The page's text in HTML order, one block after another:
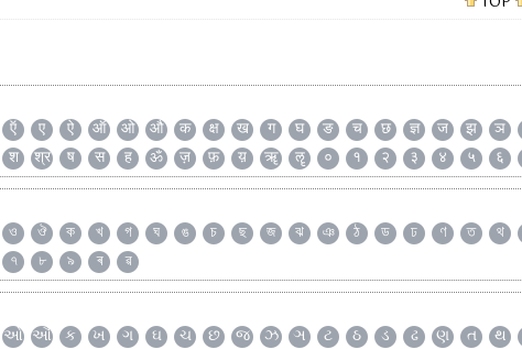
ऍ ए ऐ ऑ ओ औ क क्ष ख ग घ ङ च छ ज्ञ ज झ ञ
श श्र ष स ह ॐ ज़ फ़ य़ ॠ ॡ ० १ २ ३ ४ ५ ६
ও ঔ ক খ গ ঘ ঙ চ ছ জ ঝ ঞ ঠ ড ঢ ণ ত থ
৭ ৮ ৯ ৰ ৱ
ઓ ઔ ક ખ ગ ઘ ચ છ જ ઝ ઞ ટ ઠ ડ ઢ ણ ત થ